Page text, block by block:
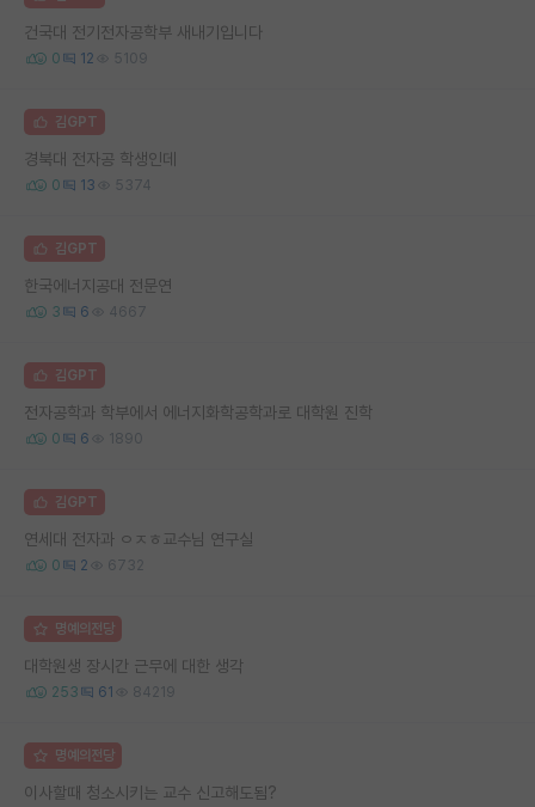
건국대 전기전자공학부 새내기입니다
0 12 5109
김GPT
경북대 전자공 학생인데
0 13 5374
김GPT
한국에너지공대 전문연
3 6 4667
김GPT
전자공학과 학부에서 에너지화학공학과로 대학원 진학
0 6 1890
김GPT
연세대 전자과 ㅇㅈㅎ교수님 연구실
0 2 6732
명예의전당
대학원생 장시간 근무에 대한 생각
253 61 84219
명예의전당
이사할때 청소시키는 교수 신고해도됨?